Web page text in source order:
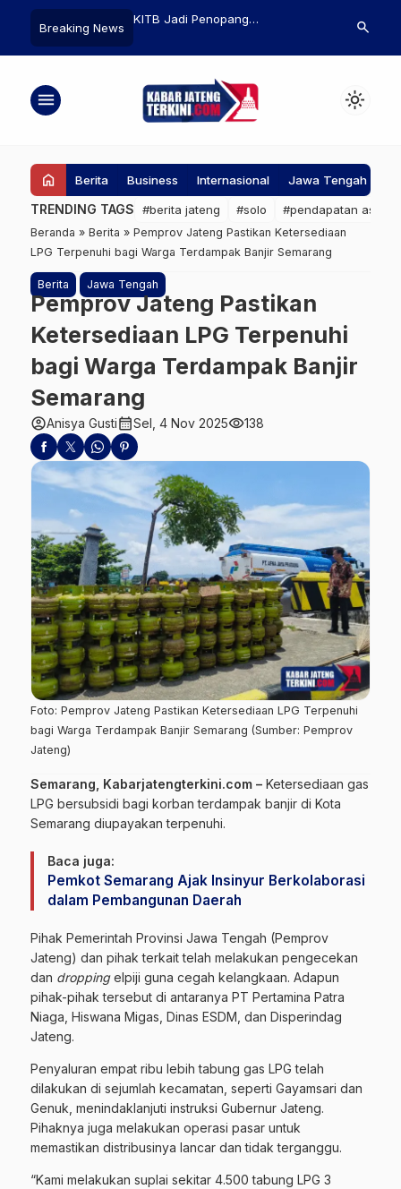
Breaking News
KBM, Timpa Guru
KITB Jadi Penopang
Ribuan Tenaga Kerja
5 Aktivitas
untuk
search
menu light_mode
home Berita Business Internasional Jawa Tengah
TRENDING TAGS #berita jateng #solo #pendapatan asli
Beranda » Berita » Pemprov Jateng Pastikan Ketersediaan
LPG Terpenuhi bagi Warga Terdampak Banjir Semarang
Berita Jawa Tengah
Pemprov Jateng Pastikan
Ketersediaan LPG Terpenuhi
bagi Warga Terdampak Banjir
Semarang
account_circleAnisya Gusticalendar_monthSel, 4 Nov 2025visibility138
Foto: Pemprov Jateng Pastikan Ketersediaan LPG Terpenuhi
bagi Warga Terdampak Banjir Semarang (Sumber: Pemprov
Jateng)
Semarang, Kabarjatengterkini.com – Ketersediaan gas
LPG bersubsidi bagi korban terdampak banjir di Kota
Semarang diupayakan terpenuhi.
Baca juga:
Pemkot Semarang Ajak Insinyur Berkolaborasi
dalam Pembangunan Daerah
Pihak Pemerintah Provinsi Jawa Tengah (Pemprov
Jateng) dan pihak terkait telah melakukan pengecekan
dan droppingelpiji guna cegah kelangkaan. Adapun
pihak-pihak tersebut di antaranya PT Pertamina Patra
Niaga, Hiswana Migas, Dinas ESDM, dan Disperindag
Jateng.
Penyaluran empat ribu lebih tabung gas LPG telah
dilakukan di sejumlah kecamatan, seperti Gayamsari dan
Genuk, menindaklanjuti instruksi Gubernur Jateng.
Pihaknya juga melakukan operasi pasar untuk
memastikan distribusinya lancar dan tidak terganggu.
“Kami melakukan suplai sekitar 4.500 tabung LPG 3